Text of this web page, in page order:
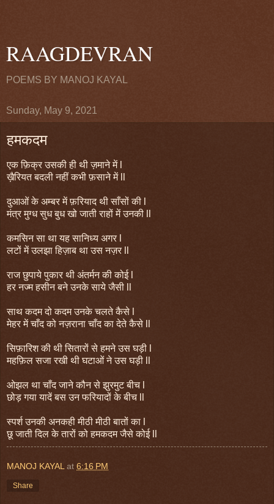
RAAGDEVRAN
POEMS BY MANOJ KAYAL
Sunday, May 9, 2021
हमकदम
एक फ़िक्र उसकी ही थी ज़माने में l
ख़ैरियत बदली नहीं कभी फ़साने में ll
दुआओं के अम्बर में फ़रियाद थी साँसों की l
मंत्र मुग्ध सुध बुध खो जाती राहों में उनकी ll
कमसिन सा था यह सानिध्य अगर l
लटों में उलझा हिज़ाब था उस नज़र ll
राज छुपाये पुकार थी अंतर्मन की कोई l
हर नज्म हसीन बने उनके साये जैसी ll
साथ कदम दो कदम उनके चलते कैसे l
मेहर में चाँद को नज़राना चाँद का देते कैसे ll
सिफ़ारिश की थी सितारों से हमने उस घड़ी l
महफ़िल सजा रखी थी घटाओं ने उस घड़ी ll
ओझल था चाँद जाने कौन से झुरमुट बीच l
छोड़ गया यादें बस उन फरियादों के बीच ll
स्पर्श उनकी अनकही मीठी मीठी बातों का l
छू जाती दिल के तारों को हमकदम जैसे कोई ll
MANOJ KAYAL at 6:16 PM
Share